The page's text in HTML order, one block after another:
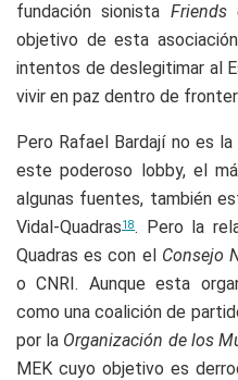
fundación sionista Friends
objetivo de esta
intentos de deslegitimar al
vivir en paz dentro de
Pero Rafael Bardají no es
este poderoso lobby, el
algunas fuentes, también
Vidal-Quadras18. Pero la
Quadras es con el Consejo
o CNRI. Aunque esta
como una coalición de
por la Organización de los
MEK cuyo objetivo es